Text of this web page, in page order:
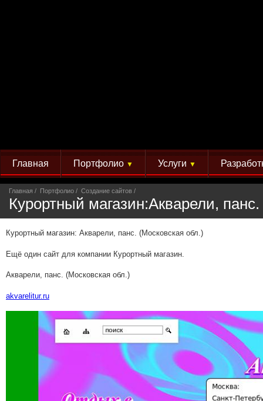
Главная Портфолио ▼ Услуги ▼
Главная Портфолио Создание сайтов
Курортный магазин:Акварели,
Курортный магазин: Акварели, панс. (Московская обл.)
Ещё один сайт для компании Курортный магазин.
Акварели, панс. (Московская обл.)
akvarelitur.ru